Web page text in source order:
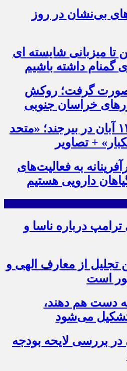
بی‌نشان در روز
تا میزبانی شایسته ای
گمنام داشته باشیم
صورت گرفت؛ روکش
راهپیمایی باشکوه ۱۳ آبان در بیرجند؛ «متحد
+ تصاویر
به فعالیت‌های
دارویی هستیم
ترامپ درباره ناسا و
تجلیل از معارف الهی و
است
دست هم دهند،
می‌شود
بررسی لایحه بودجه